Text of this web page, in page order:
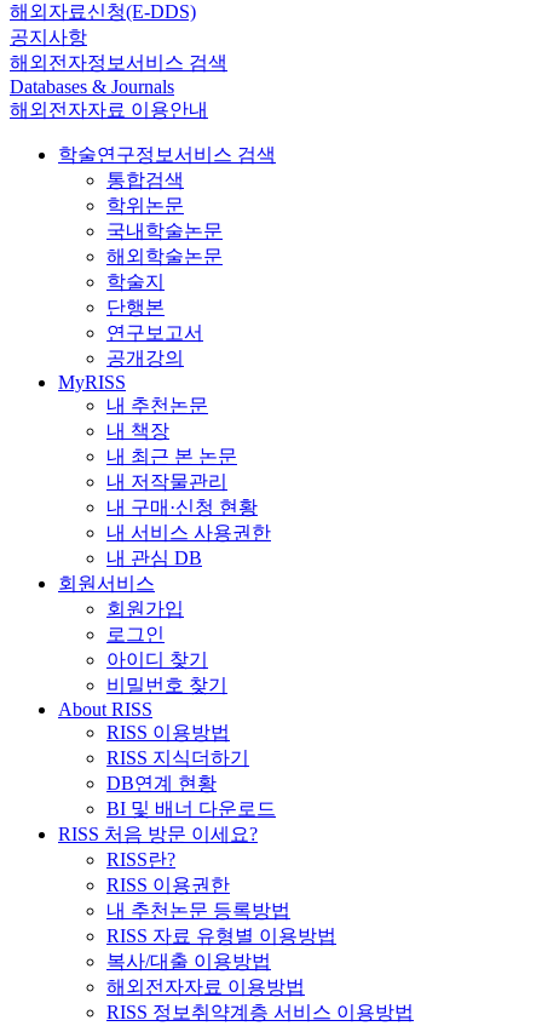
해외자료신청(E-DDS)
공지사항
해외전자정보서비스 검색
Databases & Journals
해외전자자료 이용안내
학술연구정보서비스 검색
통합검색
학위논문
국내학술논문
해외학술논문
학술지
단행본
연구보고서
공개강의
MyRISS
내 추천논문
내 책장
내 최근 본 논문
내 저작물관리
내 구매·신청 현황
내 서비스 사용권한
내 관심 DB
회원서비스
회원가입
로그인
아이디 찾기
비밀번호 찾기
About RISS
RISS 이용방법
RISS 지식더하기
DB연계 현황
BI 및 배너 다운로드
RISS 처음 방문 이세요?
RISS란?
RISS 이용권한
내 추천논문 등록방법
RISS 자료 유형별 이용방법
복사/대출 이용방법
해외전자자료 이용방법
RISS 정보취약계층 서비스 이용방법